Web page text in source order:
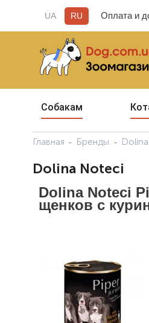
UA RU Оплата и
Собакам
Главная Бренды
Dolina Noteci
Dolina Noteci
щенков с